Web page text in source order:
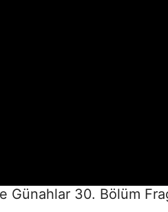
Günahlar 30. Bölüm